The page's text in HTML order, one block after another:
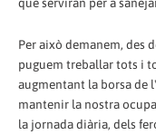
Per això demanem, des
puguem treballar tots i
augmentant la borsa de
mantenir la nostra
la jornada diària, dels